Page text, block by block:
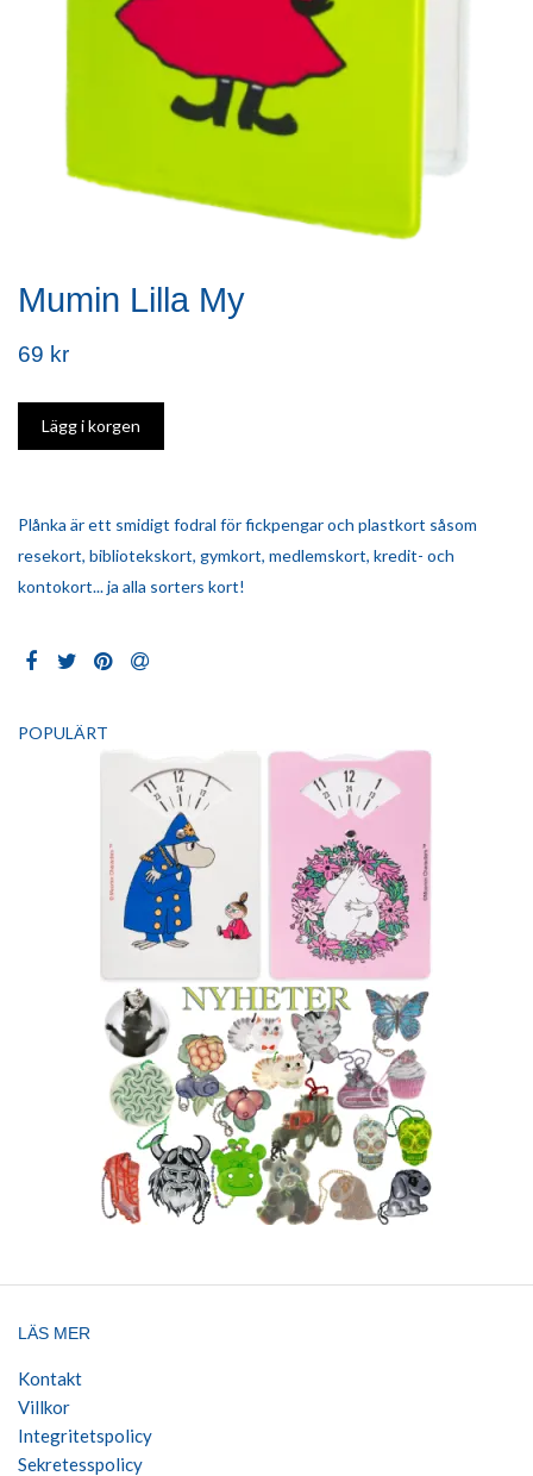
Mumin Lilla My
69 kr
Plånka är ett smidigt fodral för fickpengar och plastkort såsom
resekort, bibliotekskort, gymkort, medlemskort, kredit- och
kontokort... ja alla sorters kort!
POPULÄRT
LÄS MER
Kontakt
Villkor
Integritetspolicy
Sekretesspolicy